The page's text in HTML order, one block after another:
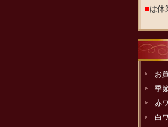
■は休
お
季
赤
白